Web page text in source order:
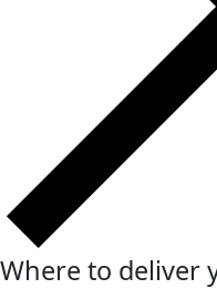
Where to deliver